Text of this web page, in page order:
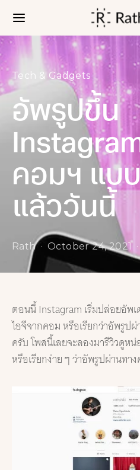
Tech & Gadgets
อัพรูปขึ้น
คอมฯ แบ
แล้ววันนี้
Rath October 24, 2021
ตอนนี้ Instagram เริ่มปล่อยอัพ
ไอจีจากคอม หรือเรียกว่าอัพรูปผ่
ครับ โพสนี้เลยจะลองมารีวิวดูห
หรือเรียกง่าย ๆ ว่าอัพรูปผ่านทา